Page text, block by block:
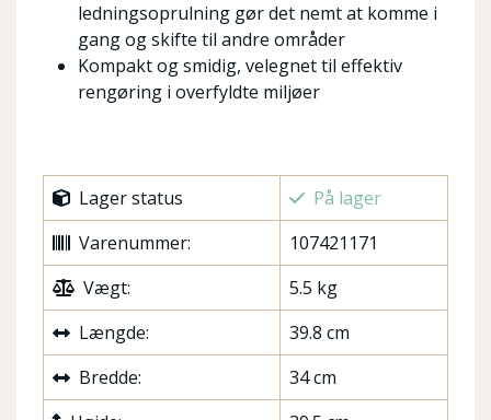
ledningsoprulning gør det nemt at komme i
gang og skifte til andre områder
Kompakt og smidig, velegnet til effektiv
rengøring i overfyldte miljøer
Lager status
På lager
Varenummer:
107421171
Vægt:
5.5 kg
Længde:
39.8 cm
Bredde:
34 cm